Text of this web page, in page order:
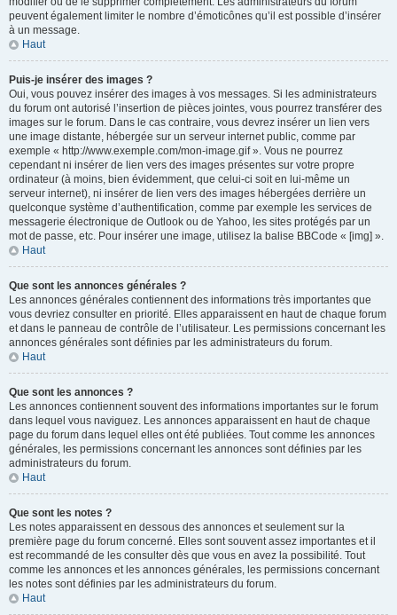
peuvent également limiter le nombre d’émoticônes qu’il est possible d’insérer
à un message.
Haut
Puis-je insérer des images ?
Oui, vous pouvez insérer des images à vos messages. Si les administrateurs
du forum ont autorisé l’insertion de pièces jointes, vous pourrez transférer des
images sur le forum. Dans le cas contraire, vous devrez insérer un lien vers
une image distante, hébergée sur un serveur internet public, comme par
exemple « http://www.exemple.com/mon-image.gif ». Vous ne pourrez
cependant ni insérer de lien vers des images présentes sur votre propre
ordinateur (à moins, bien évidemment, que celui-ci soit en lui-même un
serveur internet), ni insérer de lien vers des images hébergées derrière un
quelconque système d’authentification, comme par exemple les services de
messagerie électronique de Outlook ou de Yahoo, les sites protégés par un
mot de passe, etc. Pour insérer une image, utilisez la balise BBCode « [img] ».
Haut
Que sont les annonces générales ?
Les annonces générales contiennent des informations très importantes que
vous devriez consulter en priorité. Elles apparaissent en haut de chaque forum
et dans le panneau de contrôle de l’utilisateur. Les permissions concernant les
annonces générales sont définies par les administrateurs du forum.
Haut
Que sont les annonces ?
Les annonces contiennent souvent des informations importantes sur le forum
dans lequel vous naviguez. Les annonces apparaissent en haut de chaque
page du forum dans lequel elles ont été publiées. Tout comme les annonces
générales, les permissions concernant les annonces sont définies par les
administrateurs du forum.
Haut
Que sont les notes ?
Les notes apparaissent en dessous des annonces et seulement sur la
première page du forum concerné. Elles sont souvent assez importantes et il
est recommandé de les consulter dès que vous en avez la possibilité. Tout
comme les annonces et les annonces générales, les permissions concernant
les notes sont définies par les administrateurs du forum.
Haut